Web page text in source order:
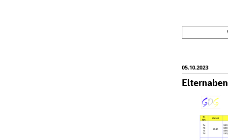
05.10.2023